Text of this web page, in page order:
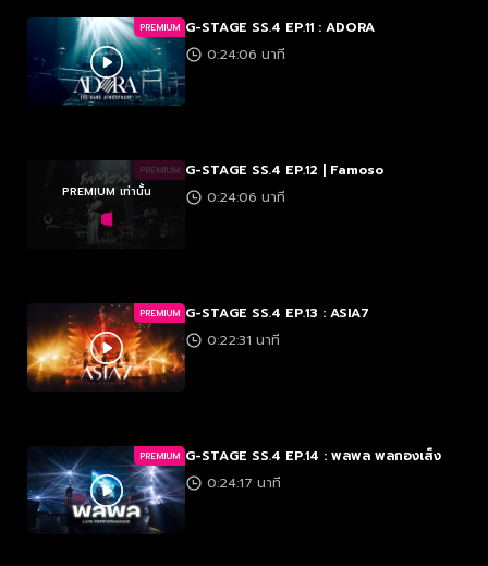
PREMIUM G-STAGE SS.4 EP.11 : ADORA
0:24:06 นาที
PREMIUM
PREMIUM เท่านั้น
G-STAGE SS.4 EP.12 | Famoso
0:24:06 นาที
PREMIUM G-STAGE SS.4 EP.13 : ASIA7
0:22:31 นาที
PREMIUM G-STAGE SS.4 EP.14 : พลพล พลกองเส็ง
0:24:17 นาที